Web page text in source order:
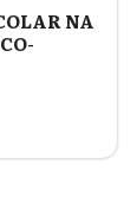
NA